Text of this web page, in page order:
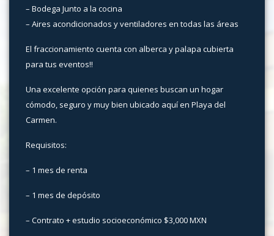
– Bodega Junto a la cocina
– Aires acondicionados y ventiladores en todas las áreas
El fraccionamiento cuenta con alberca y palapa cubierta
para tus eventos!!
Una excelente opción para quienes buscan un hogar
cómodo, seguro y muy bien ubicado aquí en Playa del
Carmen.
Requisitos:
– 1 mes de renta
– 1 mes de depósito
– Contrato + estudio socioeconómico $3,000 MXN